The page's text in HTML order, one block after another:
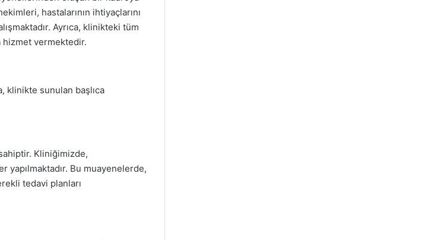
hastalarının ihtiyaçlarını
Ayrıca, klinikteki tüm
hizmet vermektedir.
klinikte sunulan başlıca
Kliniğimizde,
yapılmaktadır. Bu muayenelerde,
tedavi planları